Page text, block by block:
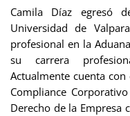
Camila Díaz egresó
Universidad de
profesional en la
su carrera
Actualmente cuenta
Compliance
Derecho de la Empresa